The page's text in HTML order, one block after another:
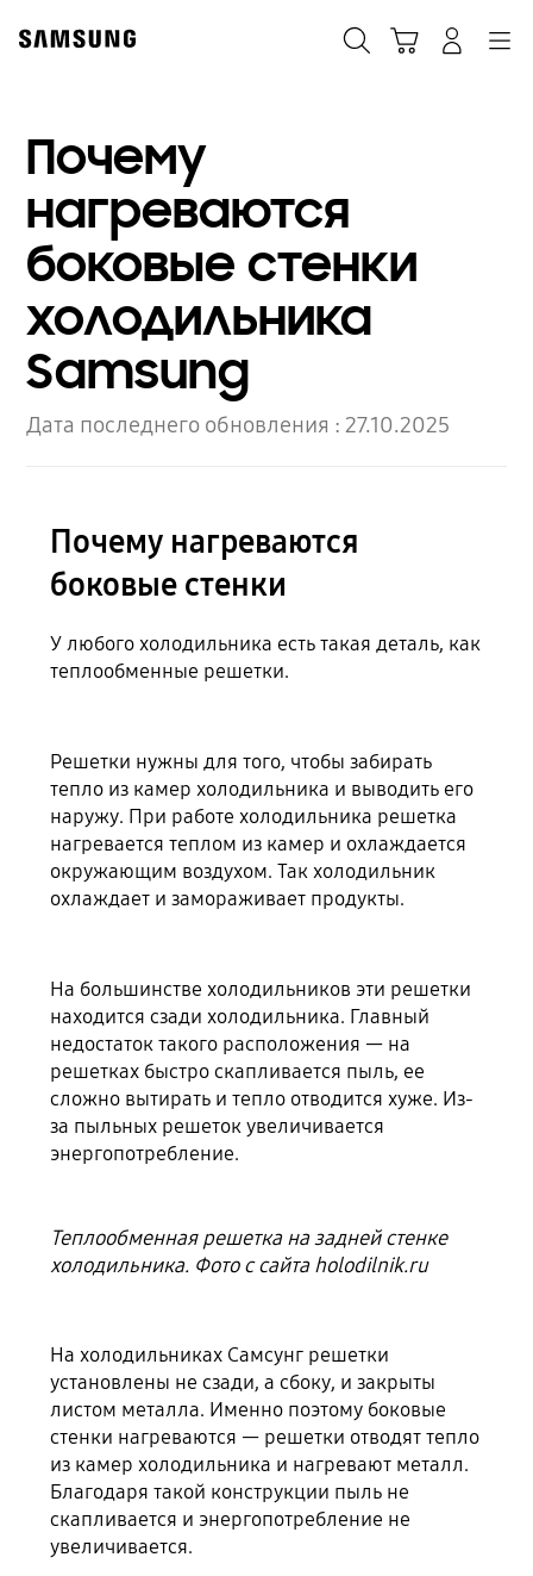
content
Почему
нагреваются
боковые стенки
холодильника
Samsung
Дата последнего обновления :27.10.2025
Почему нагреваются
боковые стенки
У любого холодильника есть такая деталь, как
теплообменные решетки.
Решетки нужны для того, чтобы забирать
тепло из камер холодильника и выводить его
наружу. При работе холодильника решетка
нагревается теплом из камер и охлаждается
окружающим воздухом. Так холодильник
охлаждает и замораживает продукты.
На большинстве холодильников эти решетки
находится сзади холодильника. Главный
недостаток такого расположения — на
решетках быстро скапливается пыль, ее
сложно вытирать и тепло отводится хуже. Из-
за пыльных решеток увеличивается
энергопотребление.
Теплообменная решетка на задней стенке
холодильника. Фото с сайта holodilnik.ru
На холодильниках Самсунг решетки
установлены не сзади, а сбоку, и закрыты
листом металла. Именно поэтому боковые
стенки нагреваются — решетки отводят тепло
из камер холодильника и нагревают металл.
Благодаря такой конструкции пыль не
скапливается и энергопотребление не
увеличивается.